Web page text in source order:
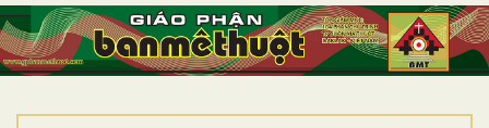
TRANG NHẤT
GIỚI THIỆU